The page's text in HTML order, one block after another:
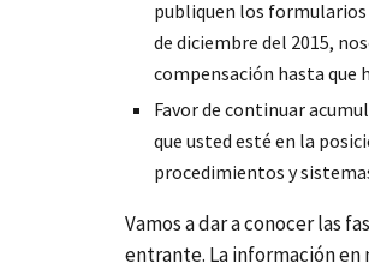
publiquen los formularios
de diciembre del 2015,
compensación hasta que
Favor de continuar
que usted esté en la
procedimientos y
Vamos a dar a conocer las
entrante. La información